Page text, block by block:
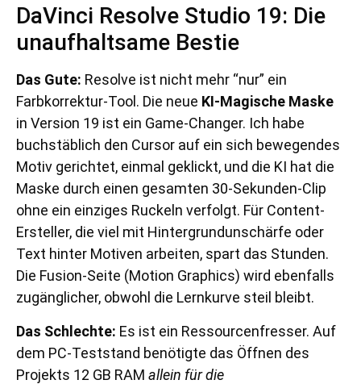
DaVinci Resolve Studio 19: Die
unaufhaltsame Bestie
Das Gute: Resolve ist nicht mehr “nur” ein
Farbkorrektur-Tool. Die neue KI-Magische Maske
in Version 19 ist ein Game-Changer. Ich habe
buchstäblich den Cursor auf ein sich bewegendes
Motiv gerichtet, einmal geklickt, und die KI hat die
Maske durch einen gesamten 30-Sekunden-Clip
ohne ein einziges Ruckeln verfolgt. Für Content-
Ersteller, die viel mit Hintergrundunschärfe oder
Text hinter Motiven arbeiten, spart das Stunden.
Die Fusion-Seite (Motion Graphics) wird ebenfalls
zugänglicher, obwohl die Lernkurve steil bleibt.
Das Schlechte: Es ist ein Ressourcenfresser. Auf
dem PC-Teststand benötigte das Öffnen des
Projekts 12 GB RAM allein für die